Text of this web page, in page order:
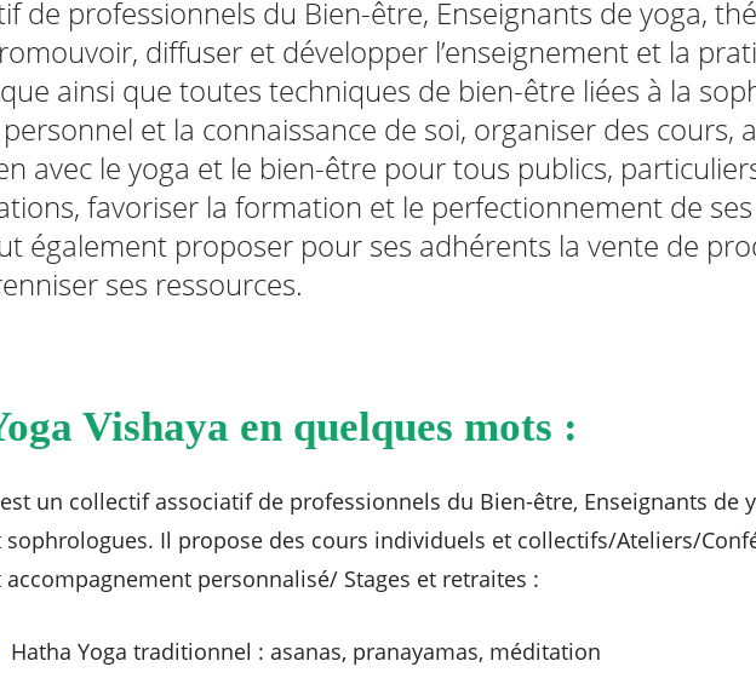
de professionnels du Bien-être, Enseignants de yoga,
diffuser et développer l’enseignement et la
ainsi que toutes techniques de bien-être liées à la
et la connaissance de soi, organiser des cours,
avec le yoga et le bien-être pour tous publics,
favoriser la formation et le perfectionnement de
également proposer pour ses adhérents la vente de
ses ressources.
Vishaya en quelques mots :
un collectif associatif de professionnels du Bien-être, Enseignants de
sophrologues. Il propose des cours individuels et collectifs/Ateliers/
accompagnement personnalisé/ Stages et retraites :
Hatha Yoga traditionnel : asanas, pranayamas, méditation